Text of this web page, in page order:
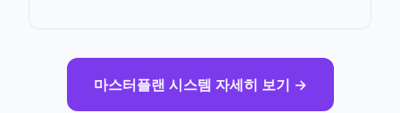
마스터플랜 시스템 자세히 보기 →